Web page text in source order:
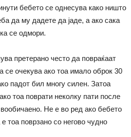
бебето се однесува како ништо
да му дадете да јаде, а ако сака
се одмори.
претерано често да повраќаат
се очекува ако тоа имало оброк 30
падот бил многу силен. Затоа
тоа поврати неколку пати после
Не е во ред ако бебето
е тоа поврзано со негово чудно